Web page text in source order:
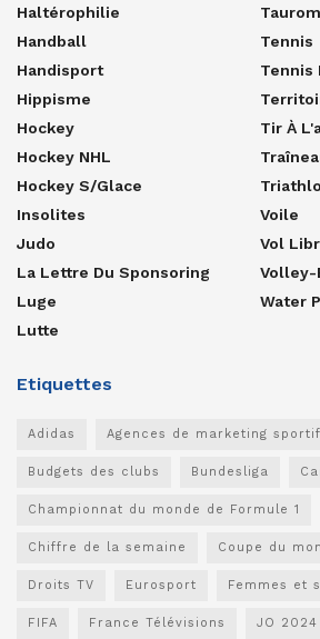
Haltérophilie
Handball
Handisport
Hippisme
Hockey
Hockey NHL
Hockey S/glace
Insolites
Judo
La Lettre Du Sponsoring
Luge
Lutte
Tennis
Tennis
Tir À
Voile
Vol
Volley-
Water
Etiquettes
Adidas Agences de marketing sportif
Budgets des clubs Bundesliga
Championnat du monde de Formule 1
Chiffre de la semaine Coupe du
Droits TV Eurosport Femmes et
FIFA France Télévisions JO 2024